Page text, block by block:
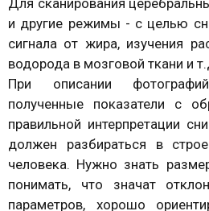
Для сканирования
и другие режимы - с целью
сигнала от жира, изучения
водорода в мозговой ткани и
При описании
полученные показатели с
правильной интерпретации
должен разбираться в
человека. Нужно знать
понимать, что значат
параметров, хорошо